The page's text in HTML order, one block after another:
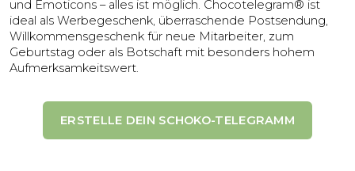
und Emoticons – alles ist möglich. Chocotelegram® ist
ideal als Werbegeschenk, überraschende Postsendung,
Willkommensgeschenk für neue Mitarbeiter, zum
Geburtstag oder als Botschaft mit besonders hohem
Aufmerksamkeitswert.
ERSTELLE DEIN SCHOKO-TELEGRAMM